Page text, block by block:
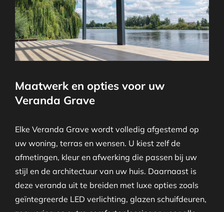
Maatwerk en opties voor uw
Veranda Grave
Elke Veranda Grave wordt volledig afgestemd op
uw woning, terras en wensen. U kiest zelf de
afmetingen, kleur en afwerking die passen bij uw
stijl en de architectuur van uw huis. Daarnaast is
deze veranda uit te breiden met luxe opties zoals
geïntegreerde LED verlichting, glazen schuifdeuren,